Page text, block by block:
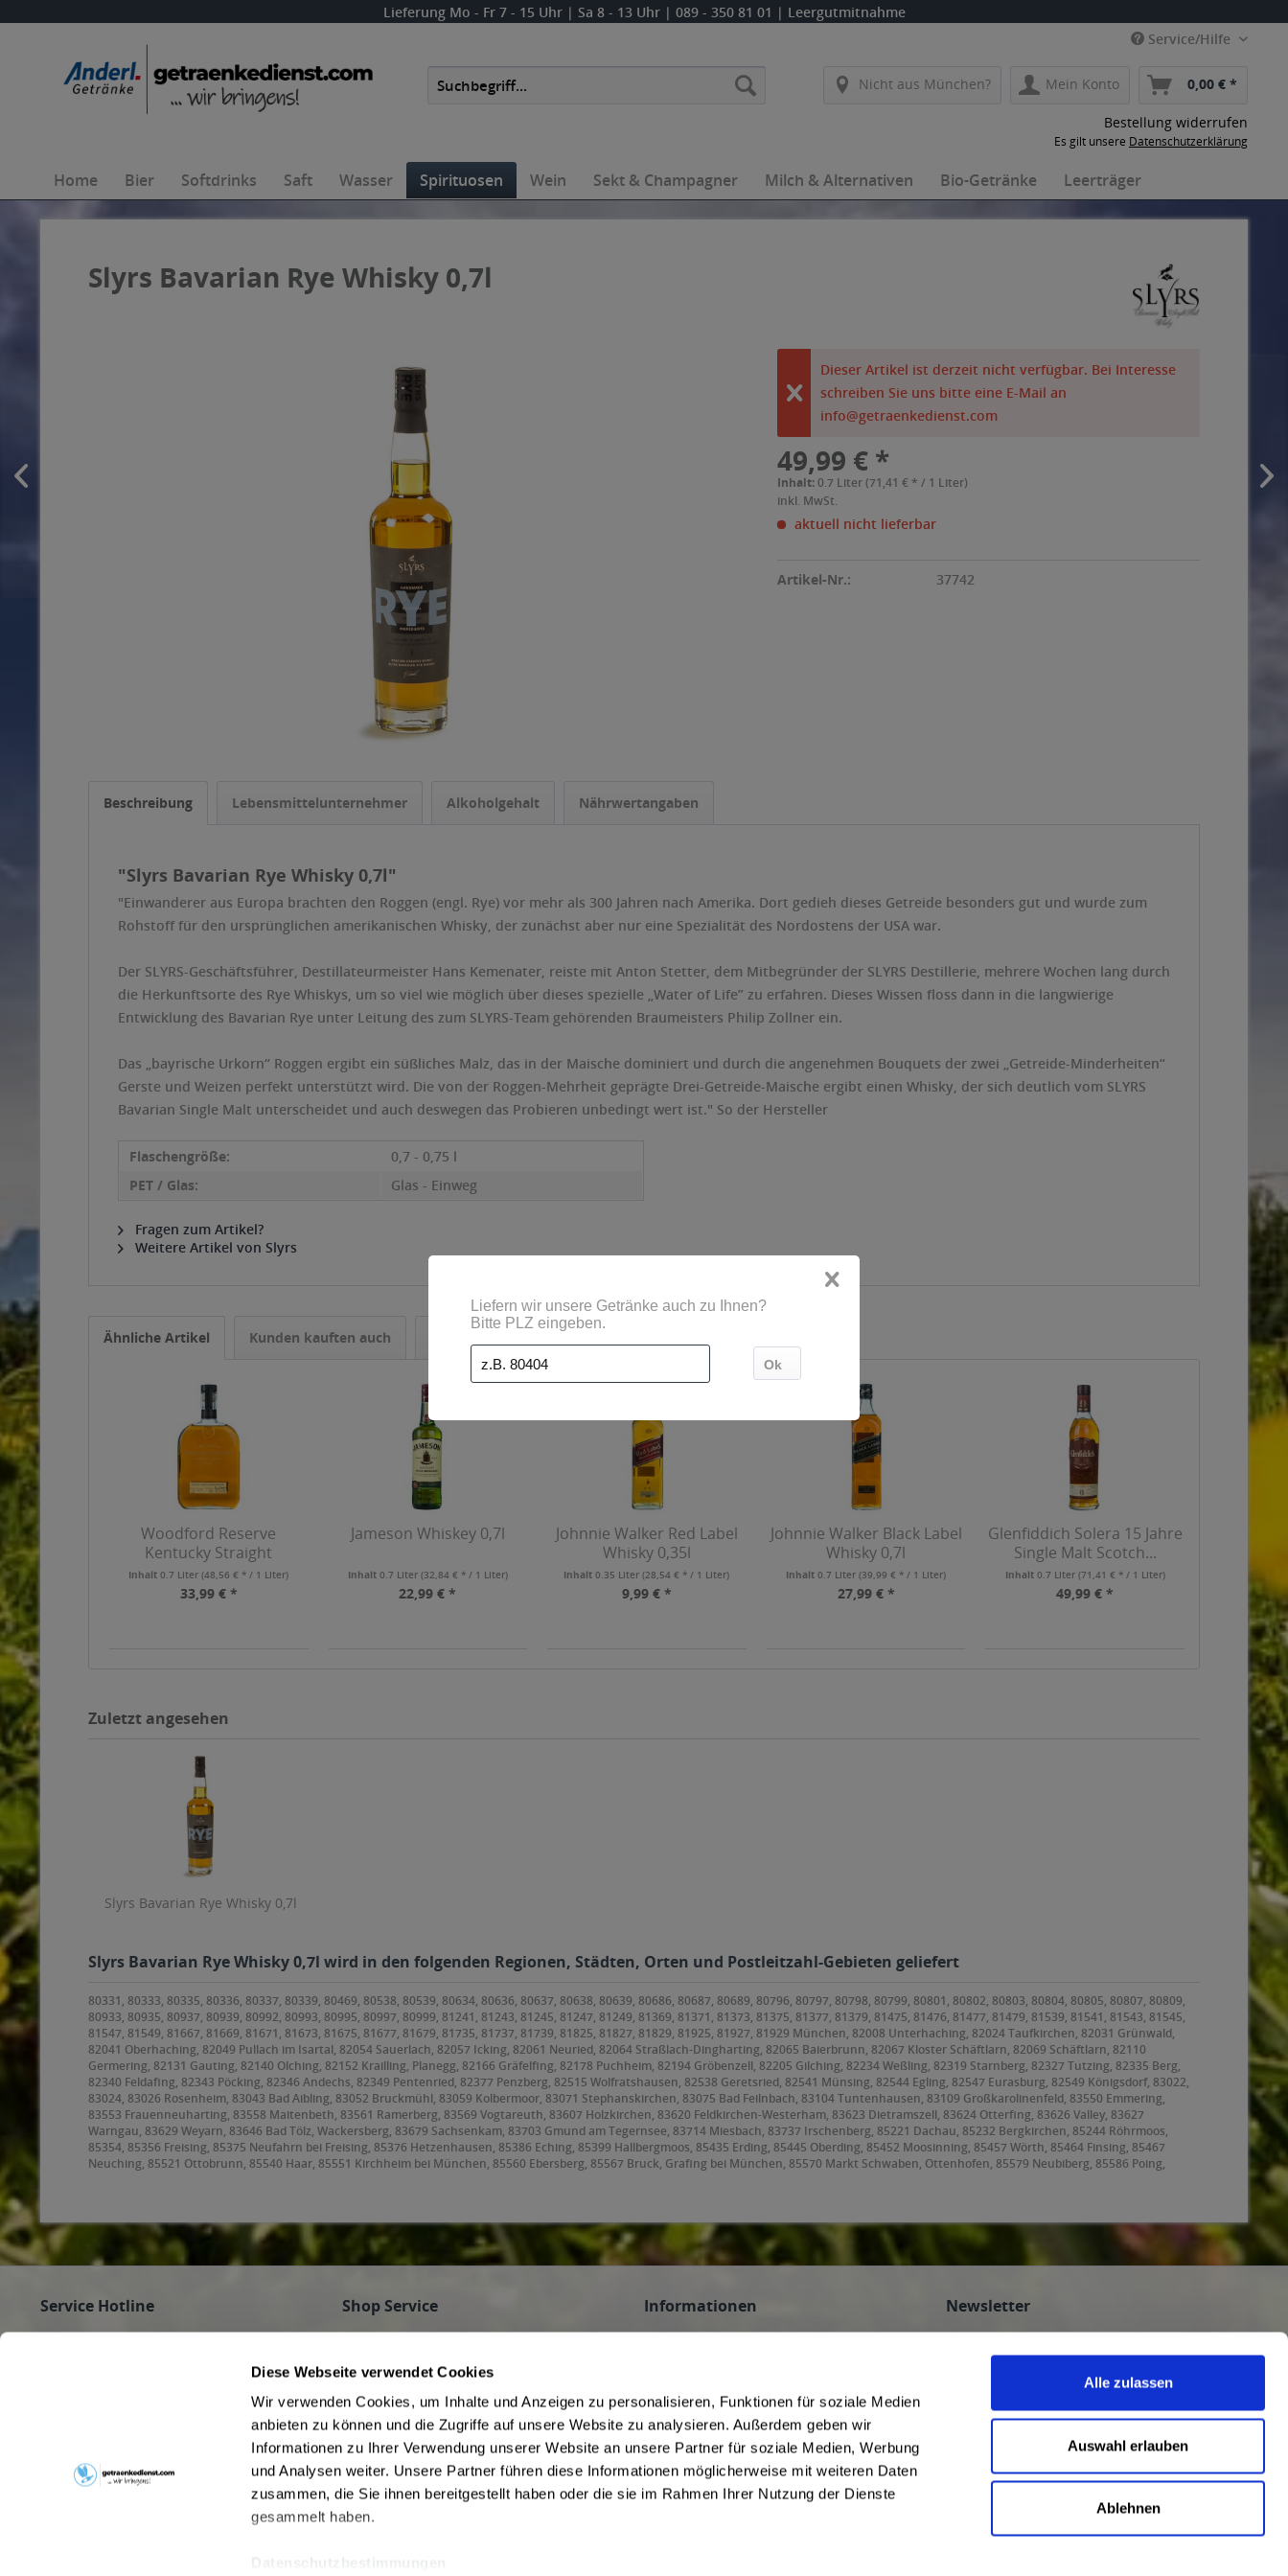
Diese Webseite verwendet Cookies
Wir verwenden Cookies, um Inhalte und Anzeigen zu personalisieren, Funktionen für soziale Medien
anbieten zu können und die Zugriffe auf unsere Website zu analysieren. Außerdem geben wir
Informationen zu Ihrer Verwendung unserer Website an unsere Partner für soziale Medien, Werbung
und Analysen weiter. Unsere Partner führen diese Informationen möglicherweise mit weiteren Daten
zusammen, die Sie ihnen bereitgestellt haben oder die sie im Rahmen Ihrer Nutzung der Dienste
gesammelt haben.
Alle zulassen
Auswahl erlauben
Ablehnen
Lieferung Mo - Fr 7 - 15 Uhr | Sa 8 - 13 Uhr | 089 - 350 81 01 | Leergutmitnahme
Service/Hilfe
Nicht aus München? Mein Konto 0,00 € *
Bestellung widerrufen
Es gilt unsere Datenschutzerklärung
Home Bier Softdrinks Saft Wasser Spirituosen Wein Sekt & Champagner Milch & Alternativen Bio-Getränke Leerträger
Slyrs Bavarian Rye Whisky 0,7l
Dieser Artikel ist derzeit nicht verfügbar. Bei Interesse
schreiben Sie uns bitte eine E-Mail an
info@getraenkedienst.com
49,99 € *
Inhalt:0.7 Liter (71,41 € * / 1 Liter)
inkl. MwSt.
aktuell nicht lieferbar
Artikel-Nr.: 37742
Beschreibung Lebensmittelunternehmer Alkoholgehalt Nährwertangaben
"Slyrs Bavarian Rye Whisky 0,7l"
"Einwanderer aus Europa brachten den Roggen (engl. Rye) vor mehr als 300 Jahren nach Amerika. Dort gedieh dieses Getreide besonders gut und wurde zum
Rohstoff für den ursprünglichen amerikanischen Whisky, der zunächst aber nur eine Spezialität des Nordostens der USA war.
Der SLYRS-Geschäftsführer, Destillateurmeister Hans Kemenater, reiste mit Anton Stetter, dem Mitbegründer der SLYRS Destillerie, mehrere Wochen lang durch
die Herkunftsorte des Rye Whiskys, um so viel wie möglich über dieses spezielle „Water of Life” zu erfahren. Dieses Wissen floss dann in die langwierige
Entwicklung des Bavarian Rye unter Leitung des zum SLYRS-Team gehörenden Braumeisters Philip Zollner ein.
Das „bayrische Urkorn“ Roggen ergibt ein süßliches Malz, das in der Maische dominiert und durch die angenehmen Bouquets der zwei „Getreide-Minderheiten“
Gerste und Weizen perfekt unterstützt wird. Die von der Roggen-Mehrheit geprägte Drei-Getreide-Maische ergibt einen Whisky, der sich deutlich vom SLYRS
Bavarian Single Malt unterscheidet und auch deswegen das Probieren unbedingt wert ist." So der Hersteller
Flaschengröße:
0,7 - 0,75 l
PET / Glas:
Glas - Einweg
Fragen zum Artikel?
Weitere Artikel von Slyrs
Ähnliche Artikel Kunden kauften auch Kunden haben sich ebenfalls angesehen
Woodford Reserve
Kentucky Straight
Bourbon...
Inhalt0.7 Liter(48,56 € * / 1 Liter)
33,99 € *
Jameson Whiskey 0,7l
Inhalt 0.7 Liter (32,84 € * / 1 Liter)
22,99 € *
Johnnie Walker Red Label
Whisky 0,35l
Inhalt0.35 Liter(28,54 € * / 1 Liter)
9,99 € *
Johnnie Walker Black Label
Whisky 0,7l
Inhalt0.7 Liter(39,99 € * / 1 Liter)
27,99 € *
Glenfiddich Solera 15 Jahre
Single Malt Scotch...
Inhalt 0.7 Liter (71,41 € * / 1 Liter)
49,99 € *
Zuletzt angesehen
Slyrs Bavarian Rye Whisky 0,7l
Slyrs Bavarian Rye Whisky 0,7l wird in den folgenden Regionen, Städten, Orten und Postleitzahl-Gebieten geliefert
80331, 80333, 80335, 80336, 80337, 80339, 80469, 80538, 80539, 80634, 80636, 80637, 80638, 80639, 80686, 80687, 80689, 80796, 80797, 80798, 80799, 80801, 80802, 80803, 80804, 80805, 80807, 80809,
80933, 80935, 80937, 80939, 80992, 80993, 80995, 80997, 80999, 81241, 81243, 81245, 81247, 81249, 81369, 81371, 81373, 81375, 81377, 81379, 81475, 81476, 81477, 81479, 81539, 81541, 81543, 81545,
81547, 81549, 81667, 81669, 81671, 81673, 81675, 81677, 81679, 81735, 81737, 81739, 81825, 81827, 81829, 81925, 81927, 81929 München, 82008 Unterhaching, 82024 Taufkirchen, 82031 Grünwald,
82041 Oberhaching, 82049 Pullach im Isartal, 82054 Sauerlach, 82057 Icking, 82061 Neuried, 82064 Straßlach-Dingharting, 82065 Baierbrunn, 82067 Kloster Schäftlarn, 82069 Schäftlarn, 82110
Germering, 82131 Gauting, 82140 Olching, 82152 Krailling, Planegg, 82166 Gräfelfing, 82178 Puchheim, 82194 Gröbenzell, 82205 Gilching, 82234 Weßling, 82319 Starnberg, 82327 Tutzing, 82335 Berg,
82340 Feldafing, 82343 Pöcking, 82346 Andechs, 82349 Pentenried, 82377 Penzberg, 82515 Wolfratshausen, 82538 Geretsried, 82541 Münsing, 82544 Egling, 82547 Eurasburg, 82549 Königsdorf, 83022,
83024, 83026 Rosenheim, 83043 Bad Aibling, 83052 Bruckmühl, 83059 Kolbermoor, 83071 Stephanskirchen, 83075 Bad Feilnbach, 83104 Tuntenhausen, 83109 Großkarolinenfeld, 83550 Emmering,
83553 Frauenneuharting, 83558 Maitenbeth, 83561 Ramerberg, 83569 Vogtareuth, 83607 Holzkirchen, 83620 Feldkirchen-Westerham, 83623 Dietramszell, 83624 Otterfing, 83626 Valley, 83627
Warngau, 83629 Weyarn, 83646 Bad Tölz, Wackersberg, 83679 Sachsenkam, 83703 Gmund am Tegernsee, 83714 Miesbach, 83737 Irschenberg, 85221 Dachau, 85232 Bergkirchen, 85244 Röhrmoos,
85354, 85356 Freising, 85375 Neufahrn bei Freising, 85376 Hetzenhausen, 85386 Eching, 85399 Hallbergmoos, 85435 Erding, 85445 Oberding, 85452 Moosinning, 85457 Wörth, 85464 Finsing, 85467
Neuching, 85521 Ottobrunn, 85540 Haar, 85551 Kirchheim bei München, 85560 Ebersberg, 85567 Bruck, Grafing bei München, 85570 Markt Schwaben, Ottenhofen, 85579 Neubiberg, 85586 Poing,
Oberschleißheim, 85774 Unterföhring
Service Hotline
Haben Sie Fragen zu Ihrer Bestellung?
089/350 81 01
Shop Service
Firmenkunden
Jobs
Pfandrückgabe
Kontakt
Getränke auf Kommission
Beverage Delivery Service in Munich
Informationen
AGB des Lieferanten
Widerrufsbelehrung des Lieferanten
Liefer- und Zahlungsbedingungen
Newsletter
Abonnieren Sie den kostenlosen
getraenkedienst.com-Newsletter und
verpassen Sie keine Neuigkeit oder Aktion.